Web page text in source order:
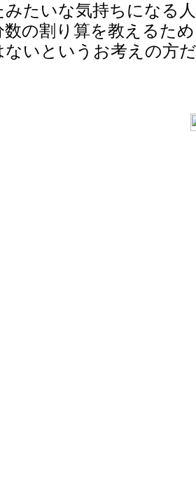
みたいな気持ちになる
数の割り算を教えるた
ないというお考えの方